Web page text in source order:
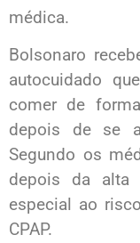
médica.
Bolsonaro
autocuidado
comer de
depois de se
Segundo os
depois da alta
especial ao
CPAP.